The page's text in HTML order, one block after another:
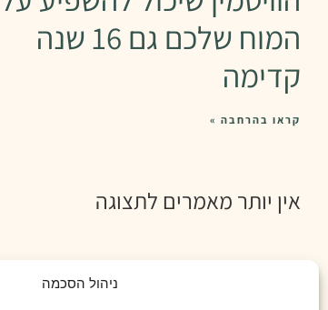
ניהול הסכמה
המוח שלכם גם 16 שנה
קדימה
קראו בהרחבה »
אין יותר מאמרים לתצוגה